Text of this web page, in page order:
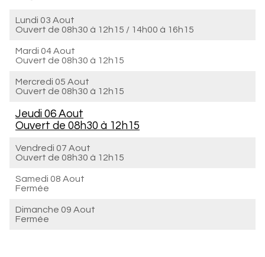
Lundi 03 Aout
Ouvert de 08h30 à 12h15 / 14h00 à 16h15
Mardi 04 Aout
Ouvert de 08h30 à 12h15
Mercredi 05 Aout
Ouvert de 08h30 à 12h15
Jeudi 06 Aout
Ouvert de 08h30 à 12h15
Vendredi 07 Aout
Ouvert de 08h30 à 12h15
Samedi 08 Aout
Fermée
Dimanche 09 Aout
Fermée